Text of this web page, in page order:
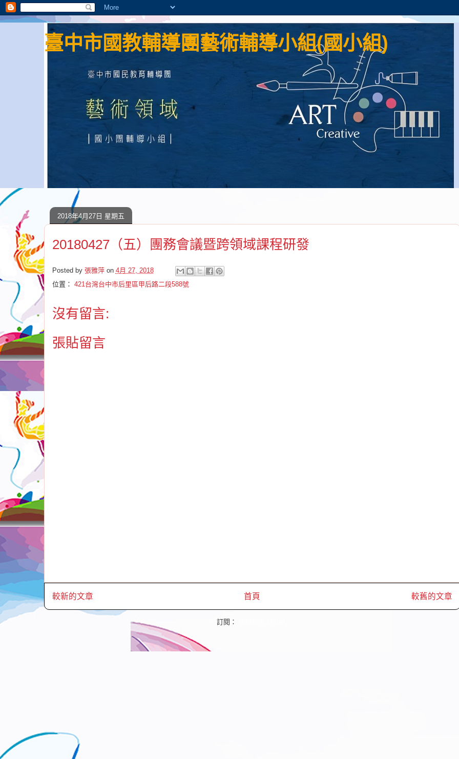
臺中市國教輔導團藝術輔導小組(國小組)
2018年4月27日 星期五
20180427（五）團務會議暨跨領域課程研發
Posted by 張雅萍 on 4月 27, 2018
位置： 421台灣台中市后里區甲后路二段588號
沒有留言:
張貼留言
較新的文章 較舊的文章
首頁
訂閱：